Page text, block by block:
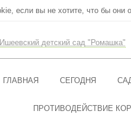
если вы не хотите, что бы они
детский сад "Ромашка"
ГЛАВНАЯ СЕГОДНЯ
ПРОТИВОДЕЙСТВИЕ